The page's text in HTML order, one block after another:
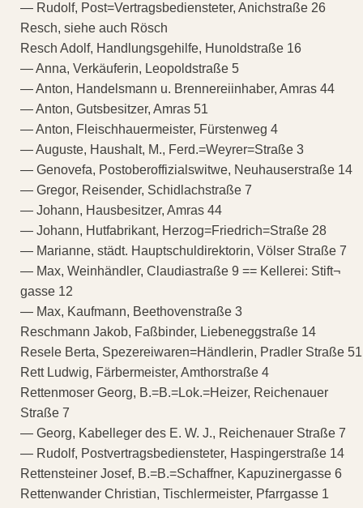
— Rudolf, Post=Vertragsbediensteter, Anichstraße 26
Resch, siehe auch Rösch
Resch Adolf, Handlungsgehilfe, Hunoldstraße 16
— Anna, Verkäuferin, Leopoldstraße 5
— Anton, Handelsmann u. Brennereiinhaber, Amras 44
— Anton, Gutsbesitzer, Amras 51
— Anton, Fleischhauermeister, Fürstenweg 4
— Auguste, Haushalt, M., Ferd.=Weyrer=Straße 3
— Genovefa, Postoberoffizialswitwe, Neuhauserstraße 14
— Gregor, Reisender, Schidlachstraße 7
— Johann, Hausbesitzer, Amras 44
— Johann, Hutfabrikant, Herzog=Friedrich=Straße 28
— Marianne, städt. Hauptschuldirektorin, Völser Straße 7
— Max, Weinhändler, Claudiastraße 9 == Kellerei: Stift¬
gasse 12
— Max, Kaufmann, Beethovenstraße 3
Reschmann Jakob, Faßbinder, Liebeneggstraße 14
Resele Berta, Spezereiwaren=Händlerin, Pradler Straße 51
Rett Ludwig, Färbermeister, Amthorstraße 4
Rettenmoser Georg, B.=B.=Lok.=Heizer, Reichenauer
Straße 7
— Georg, Kabelleger des E. W. J., Reichenauer Straße 7
— Rudolf, Postvertragsbediensteter, Haspingerstraße 14
Rettensteiner Josef, B.=B.=Schaffner, Kapuzinergasse 6
Rettenwander Christian, Tischlermeister, Pfarrgasse 1